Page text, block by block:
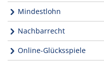
Mindestlohn
Nachbarrecht
Online-Glücksspiele